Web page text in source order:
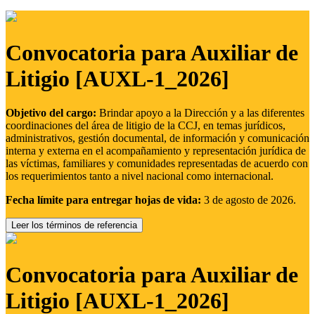
Convocatoria para Auxiliar de
Litigio [AUXL-1_2026]
Objetivo del cargo: Brindar apoyo a la Dirección y a las diferentes
coordinaciones del área de litigio de la CCJ, en temas jurídicos,
administrativos, gestión documental, de información y comunicación
interna y externa en el acompañamiento y representación jurídica de
las víctimas, familiares y comunidades representadas de acuerdo con
los requerimientos tanto a nivel nacional como internacional.
Fecha límite para entregar hojas de vida: 3 de agosto de 2026.
Leer los términos de referencia
Convocatoria para Auxiliar de
Litigio [AUXL-1_2026]